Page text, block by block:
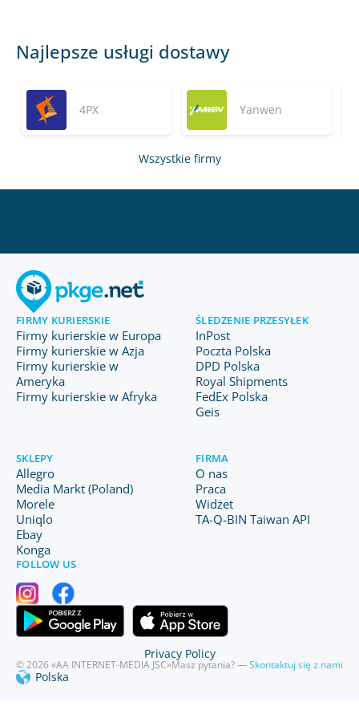
Najlepsze usługi dostawy
4PX Yanwen
Wszystkie firmy
FIRMY KURIERSKIE
Firmy kurierskie w Europa
Firmy kurierskie w Azja
Firmy kurierskie w
Ameryka
Firmy kurierskie w Afryka
ŚLEDZENIE PRZESYŁEK
InPost
Poczta Polska
DPD Polska
Royal Shipments
FedEx Polska
Geis
SKLEPY
Allegro
Media Markt (Poland)
Morele
Uniqlo
Ebay
Konga
FIRMA
O nas
Praca
Widżet
TA-Q-BIN Taiwan API
FOLLOW US
© 2026 «AA INTERNET-MEDIA JSC»Masz pytania? —Skontaktuj się z nami
Polska
Privacy Policy